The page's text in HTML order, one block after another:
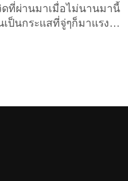
ที่ผ่านมาเมื่อไม่นานมานี้
ป็นกระแสที่จู่ๆก็มาแรง
ลือกตามใจชอบเลย 1. ตับ
ดิบ –ตับหมู –น้ำมันหอย –
ปริมาณสามารถกะเอาเอง